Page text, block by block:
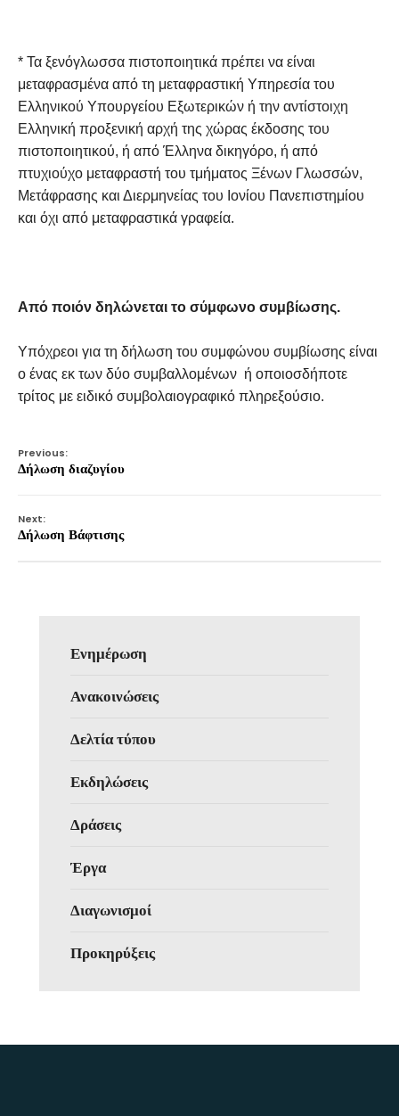
* Τα ξενόγλωσσα πιστοποιητικά πρέπει να είναι
μεταφρασμένα από τη μεταφραστική Υπηρεσία του
Ελληνικού Υπουργείου Εξωτερικών ή την αντίστοιχη
Ελληνική προξενική αρχή της χώρας έκδοσης του
πιστοποιητικού, ή από Έλληνα δικηγόρο, ή από
πτυχιούχο μεταφραστή του τμήματος Ξένων Γλωσσών,
Μετάφρασης και Διερμηνείας του Ιονίου Πανεπιστημίου
και όχι από μεταφραστικά γραφεία.
Από ποιόν δηλώνεται το σύμφωνο συμβίωσης.
Υπόχρεοι για τη δήλωση του συμφώνου συμβίωσης είναι
ο ένας εκ των δύο συμβαλλομένων ή οποιοσδήποτε
τρίτος με ειδικό συμβολαιογραφικό πληρεξούσιο.
Previous:
Δήλωση διαζυγίου
Next:
Δήλωση Βάφτισης
Ενημέρωση
Ανακοινώσεις
Δελτία τύπου
Εκδηλώσεις
Δράσεις
Έργα
Διαγωνισμοί
Προκηρύξεις